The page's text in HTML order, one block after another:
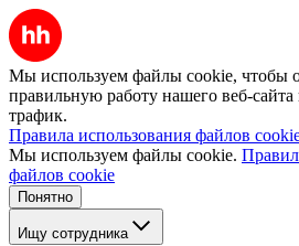
Мы используем файлы cookie, чтобы
правильную работу нашего веб-сайта
трафик.
Правила использования файлов
Мы используем файлы cookie.
файлов cookie
Понятно
Ищу сотрудника